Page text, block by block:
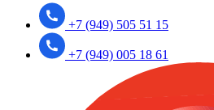
+7 (949) 505 51 15
+7 (949) 005 18 61